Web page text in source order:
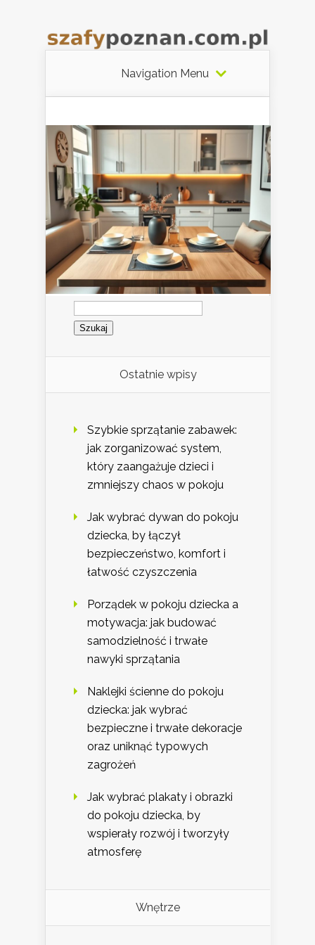
Navigation Menu
Szukaj:
Ostatnie wpisy
Szybkie sprzątanie zabawek:
jak zorganizować system,
który zaangażuje dzieci i
zmniejszy chaos w pokoju
Jak wybrać dywan do pokoju
dziecka, by łączył
bezpieczeństwo, komfort i
łatwość czyszczenia
Porządek w pokoju dziecka a
motywacja: jak budować
samodzielność i trwałe
nawyki sprzątania
Naklejki ścienne do pokoju
dziecka: jak wybrać
bezpieczne i trwałe dekoracje
oraz uniknąć typowych
zagrożeń
Jak wybrać plakaty i obrazki
do pokoju dziecka, by
wspierały rozwój i tworzyły
atmosferę
Wnętrze